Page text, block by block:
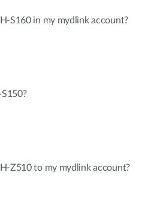
S160 in my mydlink account?
Z510 to my mydlink account?